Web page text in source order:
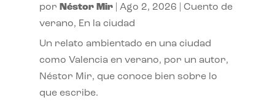
por Néstor Mir| Ago 2, 2026
Cuento de
verano, En la ciudad
Un relato ambientado en una ciudad
como Valencia en verano, por un autor,
Néstor Mir, que conoce bien sobre lo
que escribe.